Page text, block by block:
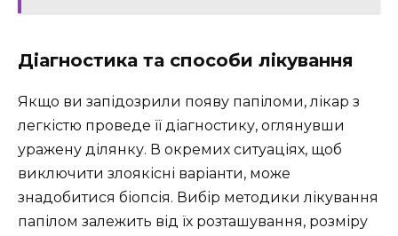
Діагностика та способи лікування
Якщо ви запідозрили появу папіломи, лікар з
легкістю проведе її діагностику, оглянувши
уражену ділянку. В окремих ситуаціях, щоб
виключити злоякісні варіанти, може
знадобитися біопсія. Вибір методики лікування
папілом залежить від їх розташування, розміру